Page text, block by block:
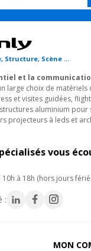
'True Wireless
vers un second
grâce à la barre
un réglage en
filaire entre
:
: 6 Ohms
(HxV)
Structure, Scène ...
et la
large choix de
et visites guidées,
aluminium
projecteurs à leds et
vous
10h à 18h (hors jours
:
MON